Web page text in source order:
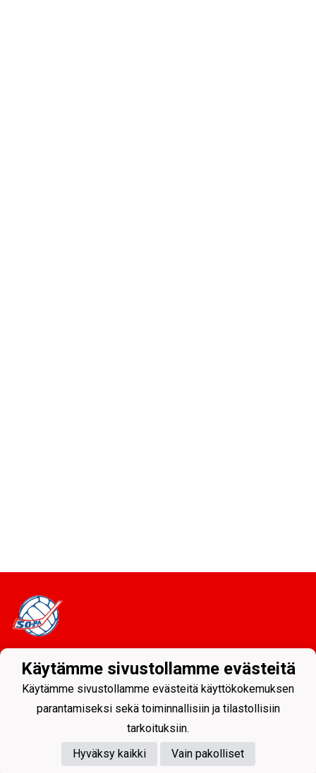
Tietosuojaseloste
Sodankylän Pallo ry - Nuorissa on tulevaisuus
Käytämme sivustollamme evästeitä
Käytämme sivustollamme evästeitä käyttökokemuksen
parantamiseksi sekä toiminnallisiin ja tilastollisiin
tarkoituksiin.
Hyväksy kaikki
Vain pakolliset